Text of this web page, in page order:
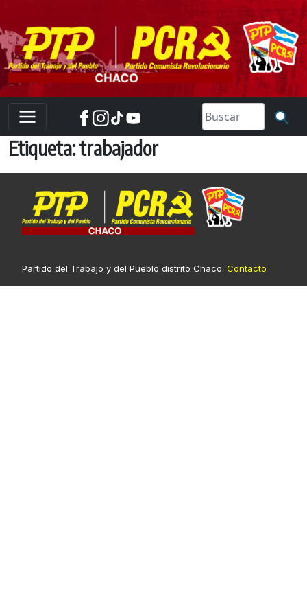
to
content
Etiqueta:trabajador
Partido del Trabajo y del Pueblo distrito Chaco. Contacto